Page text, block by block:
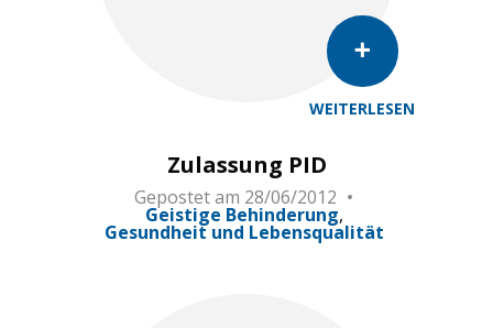
WEITERLESEN
Zulassung PID
Gepostet am 28/06/2012
Geistige Behinderung
Gesundheit und Lebensqualität